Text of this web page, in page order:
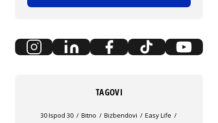
TAGOVI
30 Ispod 30 Bitno Bizbendovi
Easy Life